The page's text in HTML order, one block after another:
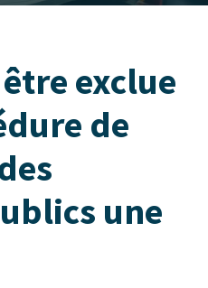
exclue
de
une